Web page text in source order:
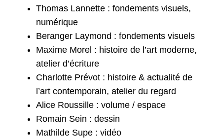
Thomas Lannette : fondements visuels,
numérique
Beranger Laymond : fondements visuels
Maxime Morel : histoire de l’art moderne,
atelier d’écriture
Charlotte Prévot : histoire & actualité de
l’art contemporain, atelier du regard
Alice Roussille : volume / espace
Romain Sein : dessin
Mathilde Supe : vidéo